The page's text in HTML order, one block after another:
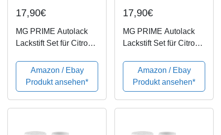
17,90€
MG PRIME Autolack
Lackstift Set für Citroen
Aden/Aden Rot
Basislack Klarlack je
50ml
Amazon / Ebay
Produkt ansehen*
17,90€
MG PRIME Autolack
Lackstift Set für Citroen
Metallic/Platinium Grau
Metallic Basislack
Klarlack je 50ml
Amazon / Ebay
Produkt ansehen*